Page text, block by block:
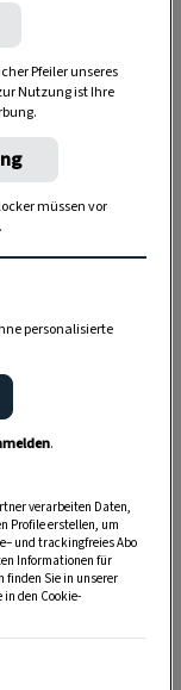
Pfeiler unseres
Nutzung ist Ihre
müssen vor
personalisierte
.
verarbeiten Daten,
Profile erstellen, um
und trackingfreies Abo
Informationen für
finden Sie in unserer
den Cookie-